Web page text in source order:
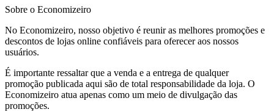
Sobre o Economizeiro
No Economizeiro, nosso objetivo é reunir as melhores promoções e
descontos de lojas online confiáveis para oferecer aos nossos
usuários.
É importante ressaltar que a venda e a entrega de qualquer
promoção publicada aqui são de total responsabilidade da loja. O
Economizeiro atua apenas como um meio de divulgação das
promoções.